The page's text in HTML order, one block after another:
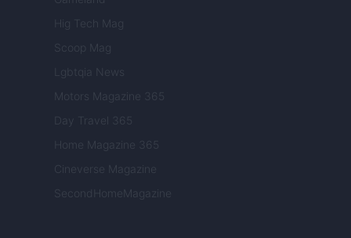
Hig Tech Mag
Scoop Mag
Lgbtqia News
Motors Magazine 365
Day Travel 365
Home Magazine 365
Cineverse Magazine
SecondHomeMagazine